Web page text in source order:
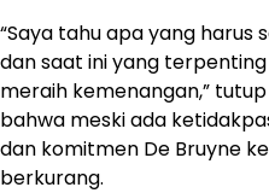
“Saya tahu apa yang harus
dan saat ini yang
meraih kemenangan,”
bahwa meski ada
dan komitmen De Bruyne
berkurang.